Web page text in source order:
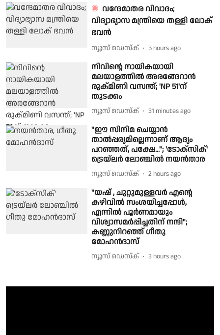
വന്ദേമാതര വിവാദം;
വിദ്യാഭ്യാസ മന്ത്രിയെ തള്ളി ലോക്
ഭവൻ
ന്യൂസ് ഡെസ്ക് 5 hours ago
നിവിന്റെ നായികയായി
മലയാളത്തിൽ അരങ്ങേറാൻ
രുക്മിണി വസന്ത്; 'NP 51'ന്
തുടക്കം
ന്യൂസ് ഡെസ്ക് 31 minutes ago
"ഈ സിനിമ ചെയ്യാൻ
താൽപ്പര്യമില്ലെന്നാണ് ആദ്യം
പറഞ്ഞത്, പക്ഷേ..."; 'ടോക്സിക്'
ട്രെയ്‌ലർ ലോഞ്ചിൽ നയൻതാര
ന്യൂസ് ഡെസ്ക് 2 hours ago
"യഷ് , ചുറ്റുമുള്ളവർ എന്റെ
കഴിവിൽ സംശയിച്ചപ്പോൾ,
എന്നില്‍ പൂര്‍ണമായും
വിശ്വാസമര്‍പ്പിച്ചതിന് നന്ദി";
കണ്ണുനിറഞ്ഞ് ഗീതു
മോഹൻദാസ്
ന്യൂസ് ഡെസ്ക് 3 hours ago